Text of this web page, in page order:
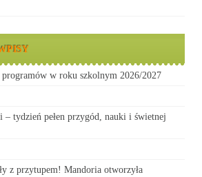
w roku szkolnym 2026/2027
tydzień pełen przygód, nauki i świetnej
z przytupem! Mandoria otworzyła